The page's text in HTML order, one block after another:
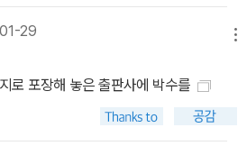
카산드라가 미래를 볼 수 있는 능력을 갖
숨어 있다. 베르베르는 미래의 예견을
가지 관점에서 다룬다. 그리고 미래의
두 가지 입장, 즉 결정론적으로 바라보
것을 바꿀 수 있다는 입장을 인물 속에 녹
29
로 포장해 놓은 출판사에 박수를